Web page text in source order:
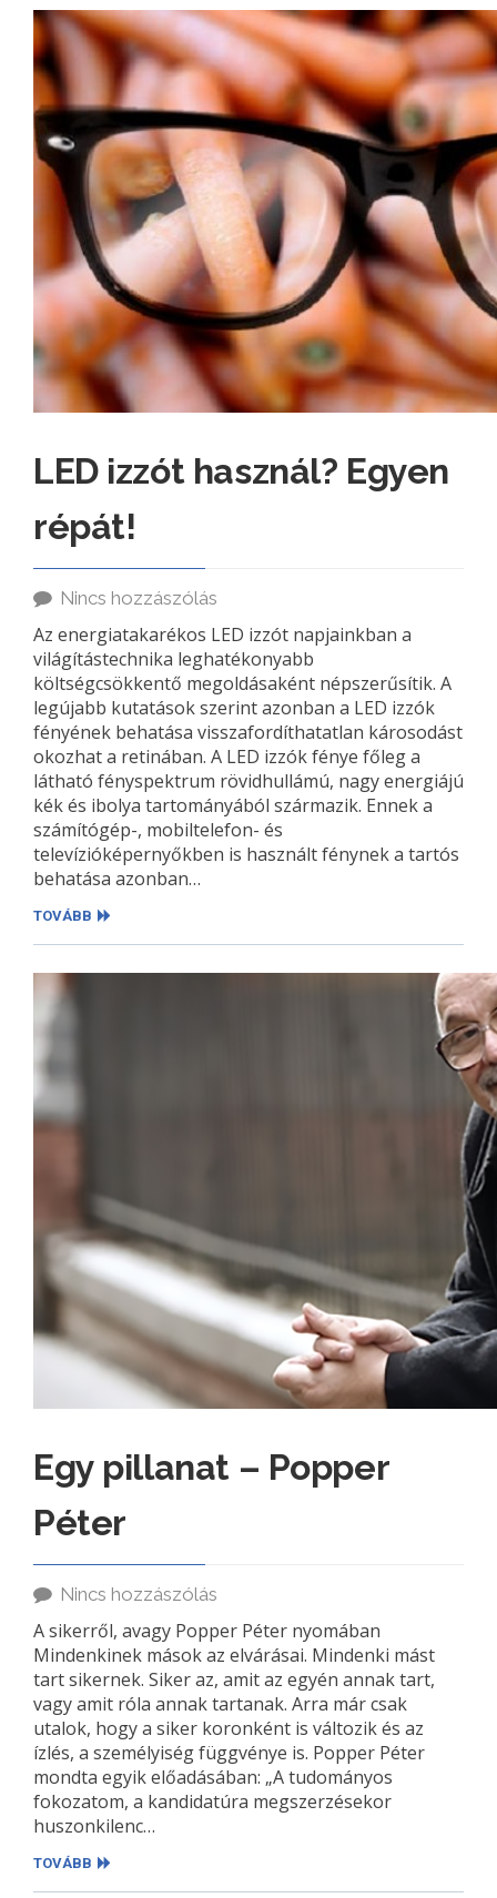
LED izzót használ? Egyen
répát!
Nincs hozzászólás
Az energiatakarékos LED izzót napjainkban a
világítástechnika leghatékonyabb
költségcsökkentő megoldásaként népszerűsítik. A
legújabb kutatások szerint azonban a LED izzók
fényének behatása visszafordíthatatlan károsodást
okozhat a retinában. A LED izzók fénye főleg a
látható fényspektrum rövidhullámú, nagy energiájú
kék és ibolya tartományából származik. Ennek a
számítógép-, mobiltelefon- és
televízióképernyőkben is használt fénynek a tartós
behatása azonban…
TOVÁBB
Egy pillanat – Popper
Péter
Nincs hozzászólás
A sikerről, avagy Popper Péter nyomában
Mindenkinek mások az elvárásai. Mindenki mást
tart sikernek. Siker az, amit az egyén annak tart,
vagy amit róla annak tartanak. Arra már csak
utalok, hogy a siker koronként is változik és az
ízlés, a személyiség függvénye is. Popper Péter
mondta egyik előadásában: „A tudományos
fokozatom, a kandidatúra megszerzésekor
huszonkilenc…
TOVÁBB